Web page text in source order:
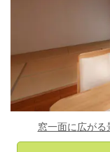
窓一面に広が